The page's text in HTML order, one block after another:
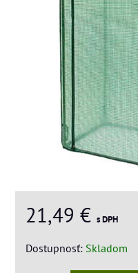
21,49 € s DPH
Dostupnosť: Skladom